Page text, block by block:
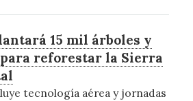
15 mil árboles y
reforestar la Sierra
tecnología aérea y jornadas